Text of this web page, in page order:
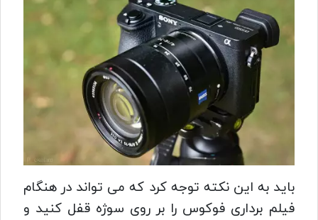
باید به این نکته توجه کرد که می تواند در هنگام
فیلم برداری فوکوس را بر روی سوژه قفل کنید و